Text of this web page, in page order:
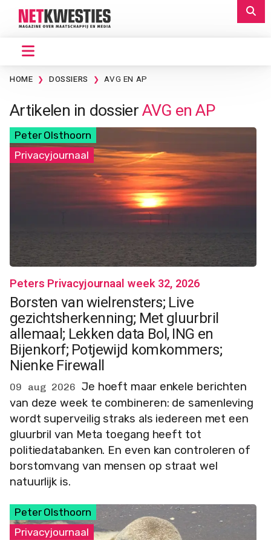
HOME DOSSIERS AVG EN AP
Artikelen in dossierAVG en AP
Peter Olsthoorn
Privacyjournaal
Peters Privacyjournaal week 32, 2026
Borsten van wielrensters; Live
gezichtsherkenning; Met gluurbril
allemaal; Lekken data Bol, ING en
Bijenkorf; Potjewijd komkommers;
Nienke Firewall
09 aug 2026 Je hoeft maar enkele berichten
van deze week te combineren: de samenleving
wordt superveilig straks als iedereen met een
gluurbril van Meta toegang heeft tot
politiedatabanken. En even kan controleren of
borstomvang van mensen op straat wel
natuurlijk is.
Peter Olsthoorn
Privacyjournaal